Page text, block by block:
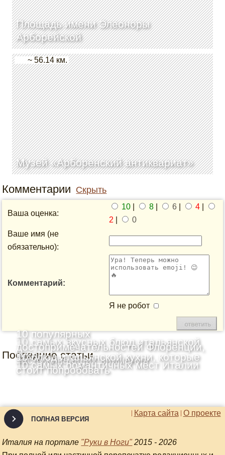
Площадь имени Элеоноры
Арборейской
Музей «Арборенский антиквариат»
~ 56.14 км.
Комментарии Скрыть
Ваша оценка:
10 8 6 4
2
0
Ваше имя (не
обязательно):
Комментарий:
Я не робот
Последние статьи
10 самых вкусных блюд итальянской
кухни
10 популярных
достопримечательностей Флоренции,
заслуживающих внимания
10 самых романтичных мест Италии
10 блюд итальянской кухни, которые
стоит попробовать
О проекте
Карта сайта
ПОЛНАЯ ВЕРСИЯ
Италия на портале "Руки в Ноги" 2015 - 2026